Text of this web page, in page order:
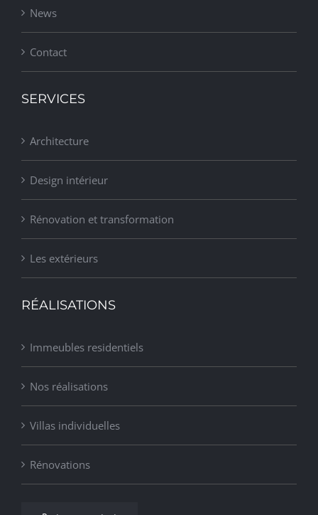
News
Contact
SERVICES
Architecture
Design intérieur
Rénovation et transformation
Les extérieurs
RÉALISATIONS
Immeubles residentiels
Nos réalisations
Villas individuelles
Rénovations